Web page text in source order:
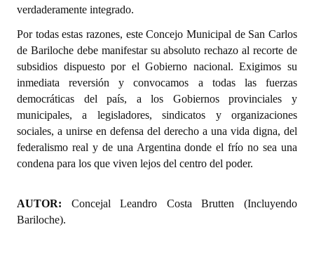
verdaderamente integrado.
Por todas estas razones, este Concejo Municipal de San Carlos
de Bariloche debe manifestar su absoluto rechazo al recorte de
subsidios dispuesto por el Gobierno nacional. Exigimos su
inmediata reversión y convocamos a todas las fuerzas
democráticas del país, a los Gobiernos provinciales y
municipales, a legisladores, sindicatos y organizaciones
sociales, a unirse en defensa del derecho a una vida digna, del
federalismo real y de una Argentina donde el frío no sea una
condena para los que viven lejos del centro del poder.
AUTOR: Concejal Leandro Costa Brutten (Incluyendo
Bariloche).